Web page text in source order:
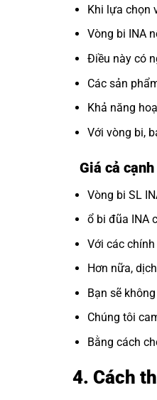
Khi lựa chọn
Vòng bi INA
Điều này có
Các sản
Khả năng
Với vòng bi,
Giá cả
Vòng bi SL
ổ bi đũa INA
Với các
Hơn nữa,
Bạn sẽ
Chúng tôi
Bằng cách
4. Cách